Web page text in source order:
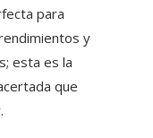
para
y
esta es la
que